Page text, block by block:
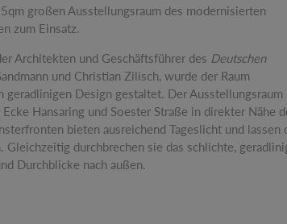
großen Ausstellungsraum des modernisierten
zum Einsatz.
Architekten und Geschäftsführer des Deutschen
und Christian Zilisch, wurde der Raum
geradlinigen Design gestaltet. Der Ausstellungsraum
Hansaring und Soester Straße in direkter Nähe
bieten ausreichend Tageslicht und lassen
Gleichzeitig durchbrechen sie das schlichte,
Durchblicke nach außen.